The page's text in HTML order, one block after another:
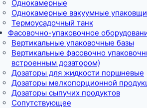
Однокамерные
Однокамерные вакуумные
Термоусадочный танк
Фасовочно-упаковочное
Вертикальные упаковочные базы
Вертикальные фасовочно
встроенным дозатором)
Дозаторы для жидкости поршневые
Дозаторы мелкопорционной
Дозаторы сыпучих продуктов
Сопутствующее